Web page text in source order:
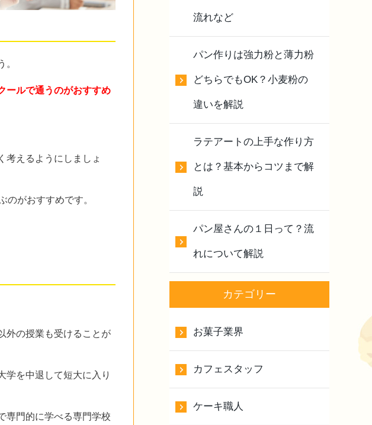
ールで通うのがおすすめ
考えるようにしましょ
のがおすすめです。
外の授業も受けることが
学を中退して短大に入り
専門的に学べる専門学校
流れなど
パン作りは強力粉と薄力粉
どちらでもOK？小麦粉の
違いを解説
ラテアートの上手な作り方
とは？基本からコツまで解
説
パン屋さんの１日って？流
れについて解説
カテゴリー
お菓子業界
カフェスタッフ
ケーキ職人